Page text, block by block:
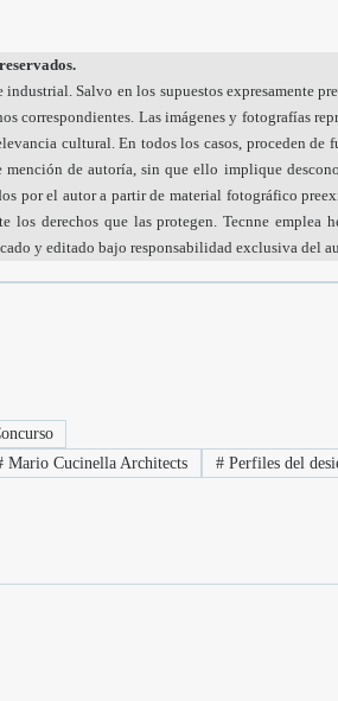
Salvo en los supuestos expresamente
Las imágenes y fotografías
cultural. En todos los casos, proceden de
mención de autoría, sin que ello implique
por el autor a partir de material fotográfico
derechos que las protegen. Tecnne emplea
y editado bajo responsabilidad exclusiva del
Mario Cucinella Architects # Perfiles del